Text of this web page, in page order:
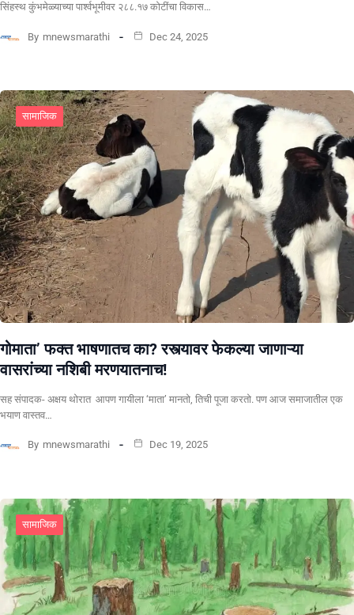
सिंहस्थ कुंभमेळ्याच्या पार्श्वभूमीवर २८८.१७ कोटींचा विकास…
By mnewsmarathi Dec 24, 2025
सामाजिक
गोमाता’ फक्त भाषणातच का? रस्त्यावर फेकल्या जाणाऱ्या
वासरांच्या नशिबी मरणयातनाच!
सह संपादक- अक्षय थोरात ​ ​आपण गायीला ‘माता’ मानतो, तिची पूजा करतो. पण आज समाजातील एक
भयाण वास्तव…
By mnewsmarathi Dec 19, 2025
सामाजिक